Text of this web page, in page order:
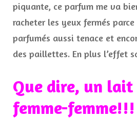
piquante, ce parfum me va
racheter les yeux fermés
parfumés aussi tenace et
des paillettes. En plus l’effet
Que dire, un
femme-femme!!!